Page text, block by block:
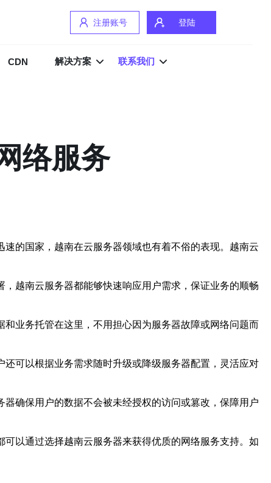
注册账号 登陆
CDN 解决方案 联系我们
络服务
的国家，越南在云服务器领域也有着不俗的表现。越南云
越南云服务器都能够快速响应用户需求，保证业务的顺畅
业务托管在这里，不用担心因为服务器故障或网络问题而
可以根据业务需求随时升级或降级服务器配置，灵活应对
确保用户的数据不会被未经授权的访问或篡改，保障用户
以通过选择越南云服务器来获得优质的网络服务支持。如